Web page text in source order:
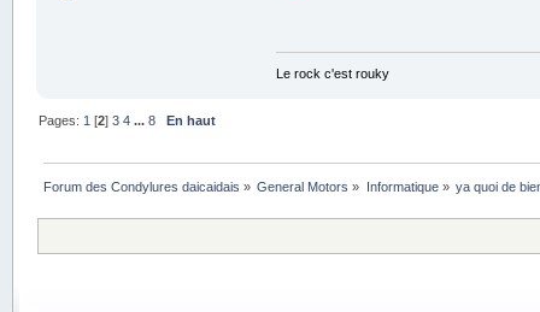
Le rock c'est rouky
Pages:1 [2]3 4 ...8 En haut
Forum des Condylures daicaidais » General Motors » Informatique» ya quoi de